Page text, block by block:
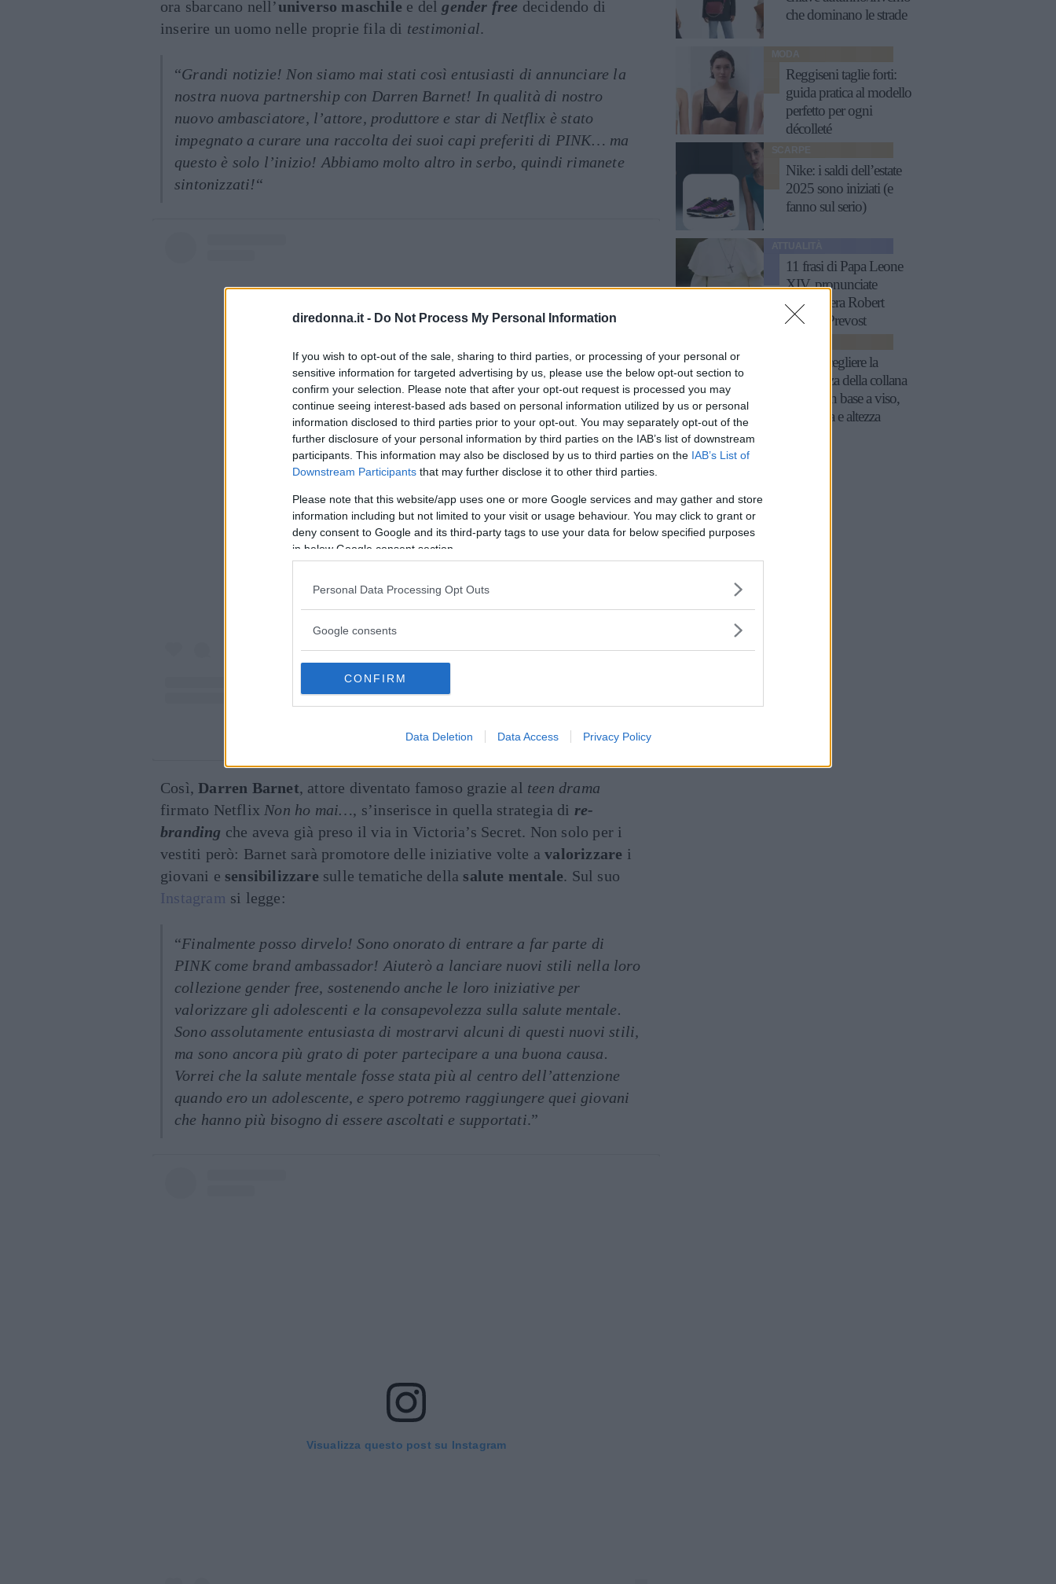
diredonna.it - Do Not Process My Personal Information
If you wish to opt-out of the sale, sharing to third parties, or processing of your personal or
sensitive information for targeted advertising by us, please use the below opt-out section to
confirm your selection. Please note that after your opt-out request is processed you may
continue seeing interest-based ads based on personal information utilized by us or personal
information disclosed to third parties prior to your opt-out. You may separately opt-out of the
further disclosure of your personal information by third parties on the IAB’s list of downstream
participants. This information may also be disclosed by us to third parties on the IAB’s List of
Downstream Participants that may further disclose it to other third parties.
Please note that this website/app uses one or more Google services and may gather and store
information including but not limited to your visit or usage behaviour. You may click to grant or
deny consent to Google and its third-party tags to use your data for below specified purposes
in below Google consent section.
Personal Data Processing Opt Outs
Google consents
CONFIRM
Data Deletion Data Access Privacy Policy
ora sbarcano nell’universo maschile e delgender free decidendo di
inserire un uomo nelle proprie fila di testimonial.
“Grandi notizie! Non siamo mai stati così entusiasti di annunciare la
nostra nuova partnership con Darren Barnet! In qualità di nostro
nuovo ambasciatore, l’attore, produttore e star di Netflix è stato
impegnato a curare una raccolta dei suoi capi preferiti di PINK… ma
questo è solo l’inizio! Abbiamo molto altro in serbo, quindi rimanete
sintonizzati!“
Visualizza questo post su Instagram
Un post condiviso da Victoria's Secret PINK (@vspink)
Così,Darren Barnet, attore diventato famoso grazie al teen drama
firmato Netflix Non ho mai…, s’inserisce in quella strategia di re-
branding che aveva già preso il via in Victoria’s Secret. Non solo per i
vestiti però: Barnet sarà promotore delle iniziative volte avalorizzare i
giovani e sensibilizzare sulle tematiche della salute mentale. Sul suo
Instagram si legge:
“Finalmente posso dirvelo! Sono onorato di entrare a far parte di
PINK come brand ambassador! Aiuterò a lanciare nuovi stili nella loro
collezione gender free, sostenendo anche le loro iniziative per
valorizzare gli adolescenti e la consapevolezza sulla salute mentale.
Sono assolutamente entusiasta di mostrarvi alcuni di questi nuovi stili,
ma sono ancora più grato di poter partecipare a una buona causa.
Vorrei che la salute mentale fosse stata più al centro dell’attenzione
quando ero un adolescente, e spero potremo raggiungere quei giovani
che hanno più bisogno di essere ascoltati e supportati.”
Visualizza questo post su Instagram
che dominano le strade
MODA
Reggiseni taglie forti:
guida pratica al modello
perfetto per ogni
décolleté
SCARPE
Nike: i saldi dell’estate
2025 sono iniziati (e
fanno sul serio)
11 frasi di Papa Leone
XIV, pronunciate
quando era Robert
Francis Prevost
Come scegliere la
lunghezza della collana
perfetta in base a viso,
scollatura e altezza